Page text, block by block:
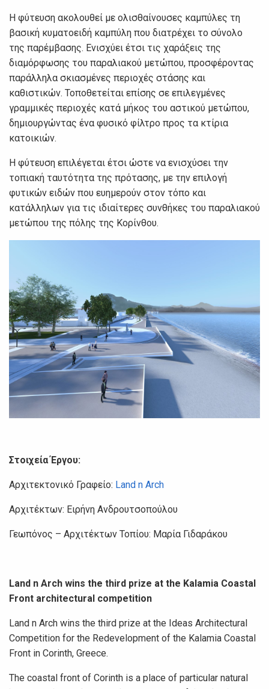
Η φύτευση ακολουθεί με ολισθαίνουσες καμπύλες τη
βασική κυματοειδή καμπύλη που διατρέχει το σύνολο
της παρέμβασης. Ενισχύει έτσι τις χαράξεις της
διαμόρφωσης του παραλιακού μετώπου, προσφέροντας
παράλληλα σκιασμένες περιοχές στάσης και
καθιστικών. Τοποθετείται επίσης σε επιλεγμένες
γραμμικές περιοχές κατά μήκος του αστικού μετώπου,
δημιουργώντας ένα φυσικό φίλτρο προς τα κτίρια
κατοικιών.
Η φύτευση επιλέγεται έτσι ώστε να ενισχύσει την
τοπιακή ταυτότητα της πρότασης, με την επιλογή
φυτικών ειδών που ευημερούν στον τόπο και
κατάλληλων για τις ιδιαίτερες συνθήκες του παραλιακού
μετώπου της πόλης της Κορίνθου.
Στοιχεία Έργου:
Αρχιτεκτονικό Γραφείο: Land n Arch
Αρχιτέκτων: Ειρήνη Ανδρουτσοπούλου
Γεωπόνος – Αρχιτέκτων Τοπίου: Μαρία Γιδαράκου
Land n Arch wins the third prize at the Kalamia Coastal
Front architectural competition
Land n Arch wins the third prize at the Ideas Architectural
Competition for the Redevelopment of the Kalamia Coastal
Front in Corinth, Greece.
The coastal front of Corinth is a place of particular natural